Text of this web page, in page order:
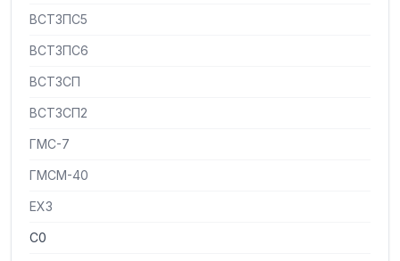
ВСТ3ПС5
ВСТ3ПС6
ВСТ3СП
ВСТ3СП2
ГМС-7
ГМСМ-40
ЕХ3
С0